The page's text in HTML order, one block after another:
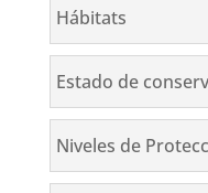
Hábitats
Estado de
Niveles de